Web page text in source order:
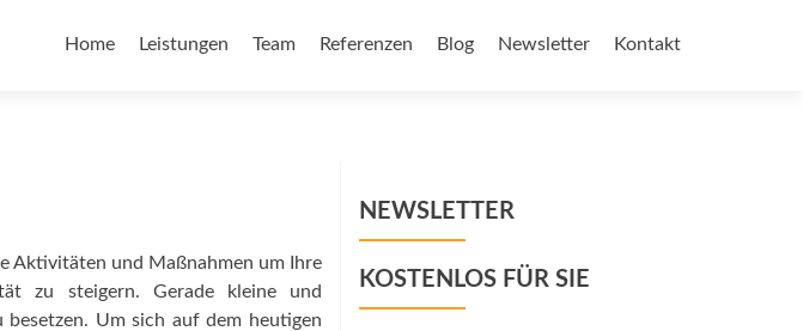
Home Leistungen Team Referenzen Blog Newsletter Kontakt
Aktivitäten und Maßnahmen um Ihre
zu steigern. Gerade kleine und
Um sich auf dem heutigen
NEWSLETTER
KOSTENLOS FÜR SIE